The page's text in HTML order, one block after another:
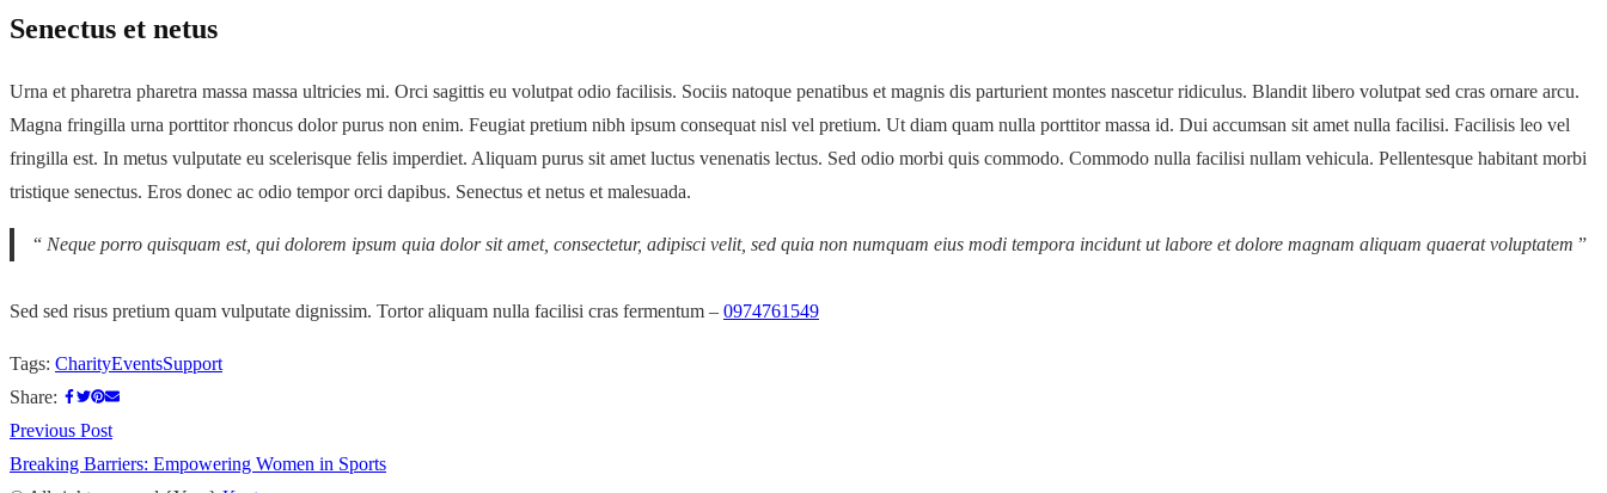
Senectus et netus
Urna et pharetra pharetra massa massa ultricies mi. Orci sagittis eu volutpat odio facilisis. Sociis natoque penatibus et magnis dis parturient montes nascetur ridiculus. Blandit libero volutpat sed cras ornare arcu.
Magna fringilla urna porttitor rhoncus dolor purus non enim. Feugiat pretium nibh ipsum consequat nisl vel pretium. Ut diam quam nulla porttitor massa id. Dui accumsan sit amet nulla facilisi. Facilisis leo vel
fringilla est. In metus vulputate eu scelerisque felis imperdiet. Aliquam purus sit amet luctus venenatis lectus. Sed odio morbi quis commodo. Commodo nulla facilisi nullam vehicula. Pellentesque habitant morbi
tristique senectus. Eros donec ac odio tempor orci dapibus. Senectus et netus et malesuada.
“ Neque porro quisquam est, qui dolorem ipsum quia dolor sit amet, consectetur, adipisci velit, sed quia non numquam eius modi tempora incidunt ut labore et dolore magnam aliquam quaerat voluptatem ”
Sed sed risus pretium quam vulputate dignissim. Tortor aliquam nulla facilisi cras fermentum – 0974761549
Tags: CharityEventsSupport
Share:
Post
Previous PostPrevious
post:
Breaking Barriers: Empowering Women in Sports